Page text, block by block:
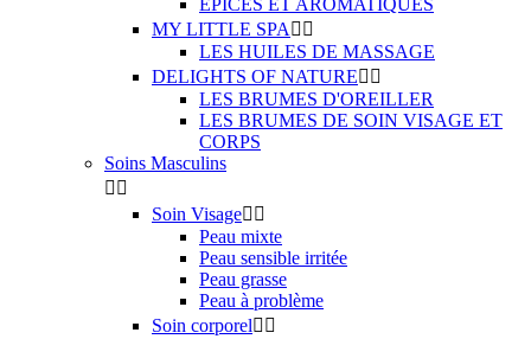
EPICES ET AROMATIQUES
MY LITTLE SPA  
LES HUILES DE MASSAGE
DELIGHTS OF NATURE 
LES BRUMES D'OREILLER
LES BRUMES DE SOIN VISAGE ET
CORPS
Soins Masculins
 
Soin Visage 
Peau mixte
Peau sensible irritée
Peau grasse
Peau à problème
Soin corporel 